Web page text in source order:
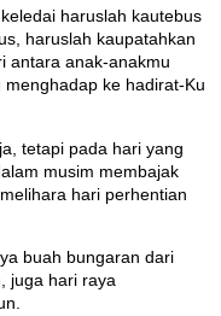
haruslah kautebus
haruslah kaupatahkan
antara anak-anakmu
ke hadirat-Ku
tetapi pada hari yang
musim membajak
hari perhentian
buah bungaran dari
juga hari raya